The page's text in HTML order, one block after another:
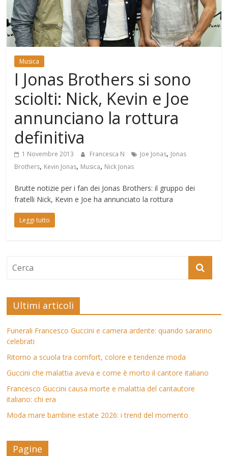
Mondo
Musica
I Jonas Brothers si sono
sciolti: Nick, Kevin e Joe
annunciano la rottura
definitiva
1 Novembre 2013 Francesca N Joe Jonas, Jonas
Brothers, Kevin Jonas, Musica, Nick Jonas
Brutte notizie per i fan dei Jonas Brothers: il gruppo dei
fratelli Nick, Kevin e Joe ha annunciato la rottura
Leggi tutto
Ultimi articoli
Funerali Francesco Guccini e camera ardente: quando saranno
celebrati
Ritorno a scuola tra comfort, colore e tendenze moda
Guccini che malattia aveva e come è morto il cantore italiano
Francesco Guccini causa morte e malattia del cantautore
italiano: chi era
Moda mare bambine estate 2026: i trend del momento
Pagine